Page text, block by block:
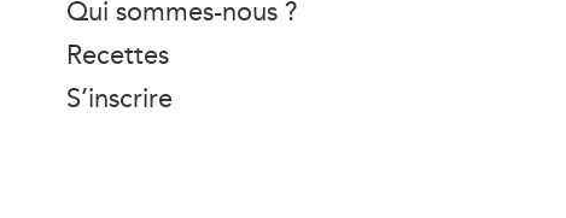
Qui sommes-nous ?
Recettes
S’inscrire